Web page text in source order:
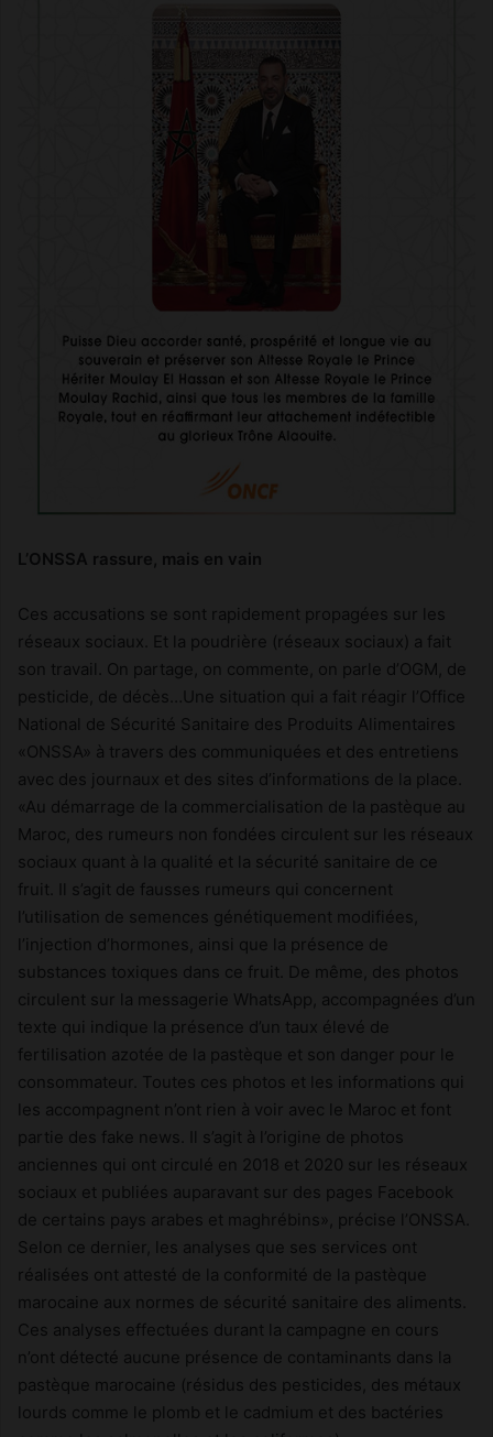
L’ONSSA rassure, mais en vain
Ces accusations se sont rapidement propagées sur les
réseaux sociaux. Et la poudrière (réseaux sociaux) a fait
son travail. On partage, on commente, on parle d’OGM, de
pesticide, de décès…Une situation qui a fait réagir l’Office
National de Sécurité Sanitaire des Produits Alimentaires
«ONSSA» à travers des communiquées et des entretiens
avec des journaux et des sites d’informations de la place.
«Au démarrage de la commercialisation de la pastèque au
Maroc, des rumeurs non fondées circulent sur les réseaux
sociaux quant à la qualité et la sécurité sanitaire de ce
fruit. Il s’agit de fausses rumeurs qui concernent
l’utilisation de semences génétiquement modifiées,
l’injection d’hormones, ainsi que la présence de
substances toxiques dans ce fruit. De même, des photos
circulent sur la messagerie WhatsApp, accompagnées d’un
texte qui indique la présence d’un taux élevé de
fertilisation azotée de la pastèque et son danger pour le
consommateur. Toutes ces photos et les informations qui
les accompagnent n’ont rien à voir avec le Maroc et font
partie des fake news. Il s’agit à l’origine de photos
anciennes qui ont circulé en 2018 et 2020 sur les réseaux
sociaux et publiées auparavant sur des pages Facebook
de certains pays arabes et maghrébins», précise l’ONSSA.
Selon ce dernier, les analyses que ses services ont
réalisées ont attesté de la conformité de la pastèque
marocaine aux normes de sécurité sanitaire des aliments.
Ces analyses effectuées durant la campagne en cours
n’ont détecté aucune présence de contaminants dans la
pastèque marocaine (résidus des pesticides, des métaux
lourds comme le plomb et le cadmium et des bactéries